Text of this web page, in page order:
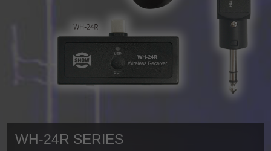
WH-24R SERIES